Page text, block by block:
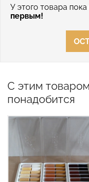
У этого товара пока
первым!
С этим
понадобится